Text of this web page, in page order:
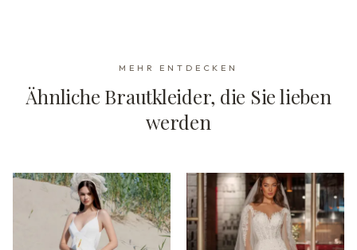
MEHR ENTDECKEN
Ähnliche Brautkleider, die Sie lieben
werden